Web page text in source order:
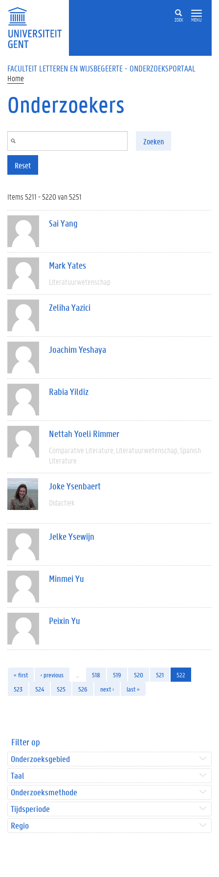
Overslaan en naar de inhoud gaan
ZOEK MENU
FACULTEIT LETTEREN EN WIJSBEGEERTE - ONDERZOEKSPORTAAL
Home
Onderzoekers
Zoeken
Reset
Items 5211 - 5220 van 5251
Sai Yang
Mark Yates
Literatuurwetenschap
Zeliha Yazici
Joachim Yeshaya
Rabia Yildiz
Nettah Yoeli Rimmer
Comparative Literature Literatuurwetenschap Spanish
Literature
Joke Ysenbaert
Didactiek
Jelke Ysewijn
Minmei Yu
Peixin Yu
« first ‹ previous 518 519 520 521
522
523
524 525 526 next › last »
Filter op
Onderzoeksgebied
Taal
Onderzoeksmethode
Tijdsperiode
Regio